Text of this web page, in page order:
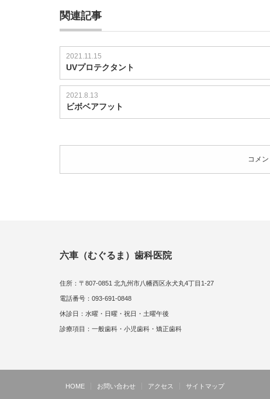
関連記事
2021.11.15
UVプロテクタント
2021.8.13
ビボベアフット
コメン
六車（むぐるま）歯科医院
住所：〒807-0851 北九州市八幡西区永犬丸4丁目1-27
電話番号：093-691-0848
休診日：水曜・日曜・祝日・土曜午後
診療項目：一般歯科・小児歯科・矯正歯科
HOME お問い合わせ アクセス サイトマップ